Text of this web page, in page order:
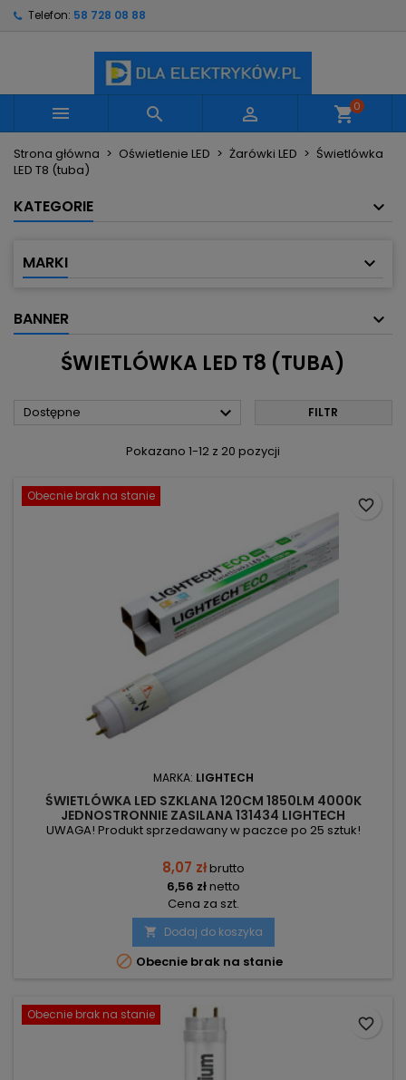
Telefon: 58 728 08 88
   shopping_cart0
Strona główna Oświetlenie LED Żarówki LED
Świetlówka
LED T8 (tuba)
KATEGORIE
MARKI
BANNER
ŚWIETLÓWKA LED T8 (TUBA)
Dostępne  FILTR
Pokazano 1-12 z 20 pozycji
Obecnie brak na stanie
MARKA: LIGHTECH
ŚWIETLÓWKA LED SZKLANA 120CM 1850LM 4000K
JEDNOSTRONNIE ZASILANA 131434 LIGHTECH
UWAGA! Produkt sprzedawany w paczce po 25 sztuk!
8,07 złbrutto
6,56 złnetto
Cena za szt.
 Dodaj do koszyka
 Obecnie brak na stanie
favorite_border
Obecnie brak na stanie
favorite_border
Utwórz nową listę
((confirmMessage))
Nazwa listy życzeń
Musisz być zalogowany by zapisać produkty na
swojej liście życzeń.
Anuluj Zaloguj się